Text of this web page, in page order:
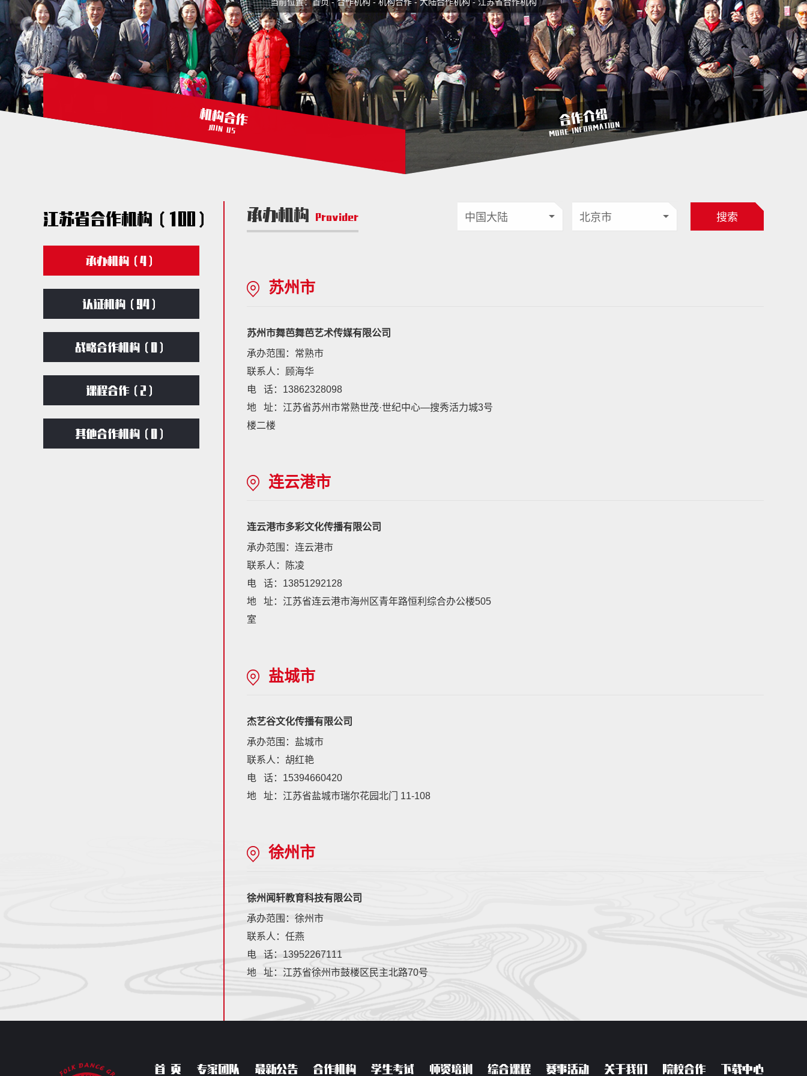
机构合作
JOIN US
合作介绍
MORE INFORMATION
江苏省合作机构（100）
承办机构（4）
认证机构（ 94 ）
战略合作机构（0）
课程合作（2）
其他合作机构（0）
承办机构 Provider 搜索
苏州市
苏州市舞芭舞芭艺术传媒有限公司
承办范围：常熟市
联系人：顾海华
电 话：13862328098
地 址：江苏省苏州市常熟世茂·世纪中心—搜秀活力城3号
楼二楼
连云港市
连云港市多彩文化传播有限公司
承办范围：连云港市
联系人：陈凌
电 话：13851292128
地 址：江苏省连云港市海州区青年路恒利综合办公楼505
室
盐城市
杰艺谷文化传播有限公司
承办范围：盐城市
联系人：胡红艳
电 话：15394660420
地 址：江苏省盐城市瑞尔花园北门 11-108
徐州市
徐州闻轩教育科技有限公司
承办范围：徐州市
联系人：任燕
电 话：13952267111
地 址：江苏省徐州市鼓楼区民主北路70号
首 页 专家团队 最新公告 合作机构 学生考试 师资培训 综合课程 赛事活动 关于我们 院校合作 下载中心